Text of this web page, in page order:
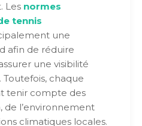
Les normes
tennis
une
afin de réduire
une visibilité
chaque
tenir compte des
de l’environnement
climatiques locales.